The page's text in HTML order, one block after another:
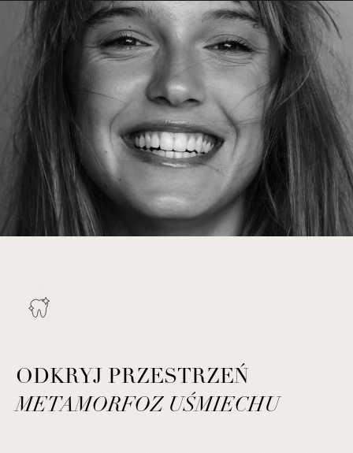
ODKRYJ PRZESTRZEŃ
METAMORFOZ UŚMIECHU